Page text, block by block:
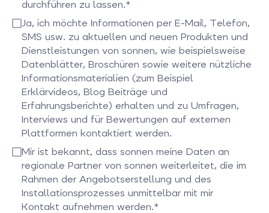
durchführen zu lassen.*
Bitte bestätigen Sie dieses Feld
Ja, ich möchte Informationen per E-Mail, Telefon,
SMS usw. zu aktuellen und neuen Produkten und
Dienstleistungen von sonnen, wie beispielsweise
Datenblätter, Broschüren sowie weitere nützliche
Informationsmaterialien (zum Beispiel
Erklärvideos, Blog Beiträge und
Erfahrungsberichte) erhalten und zu Umfragen,
Interviews und für Bewertungen auf externen
Plattformen kontaktiert werden.
Bitte bestätigen Sie dieses Feld
Mir ist bekannt, dass sonnen meine Daten an
regionale Partner von sonnen weiterleitet, die im
Rahmen der Angebotserstellung und des
Installationsprozesses unmittelbar mit mir
Kontakt aufnehmen werden.*